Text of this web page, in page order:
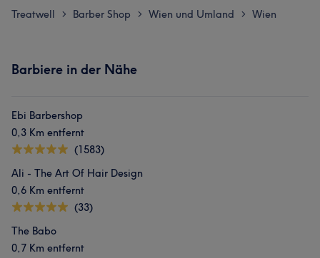
Treatwell > Barber Shop > Wien und Umland > Wien
Barbiere in der Nähe
Ebi Barbershop
0,3 Km entfernt
(1583)
Ali - The Art Of Hair Design
0,6 Km entfernt
(33)
The Babo
0,7 Km entfernt